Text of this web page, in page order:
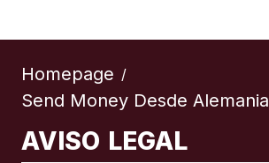
Homepage /
Send Money Desde Alemania
AVISO LEGAL